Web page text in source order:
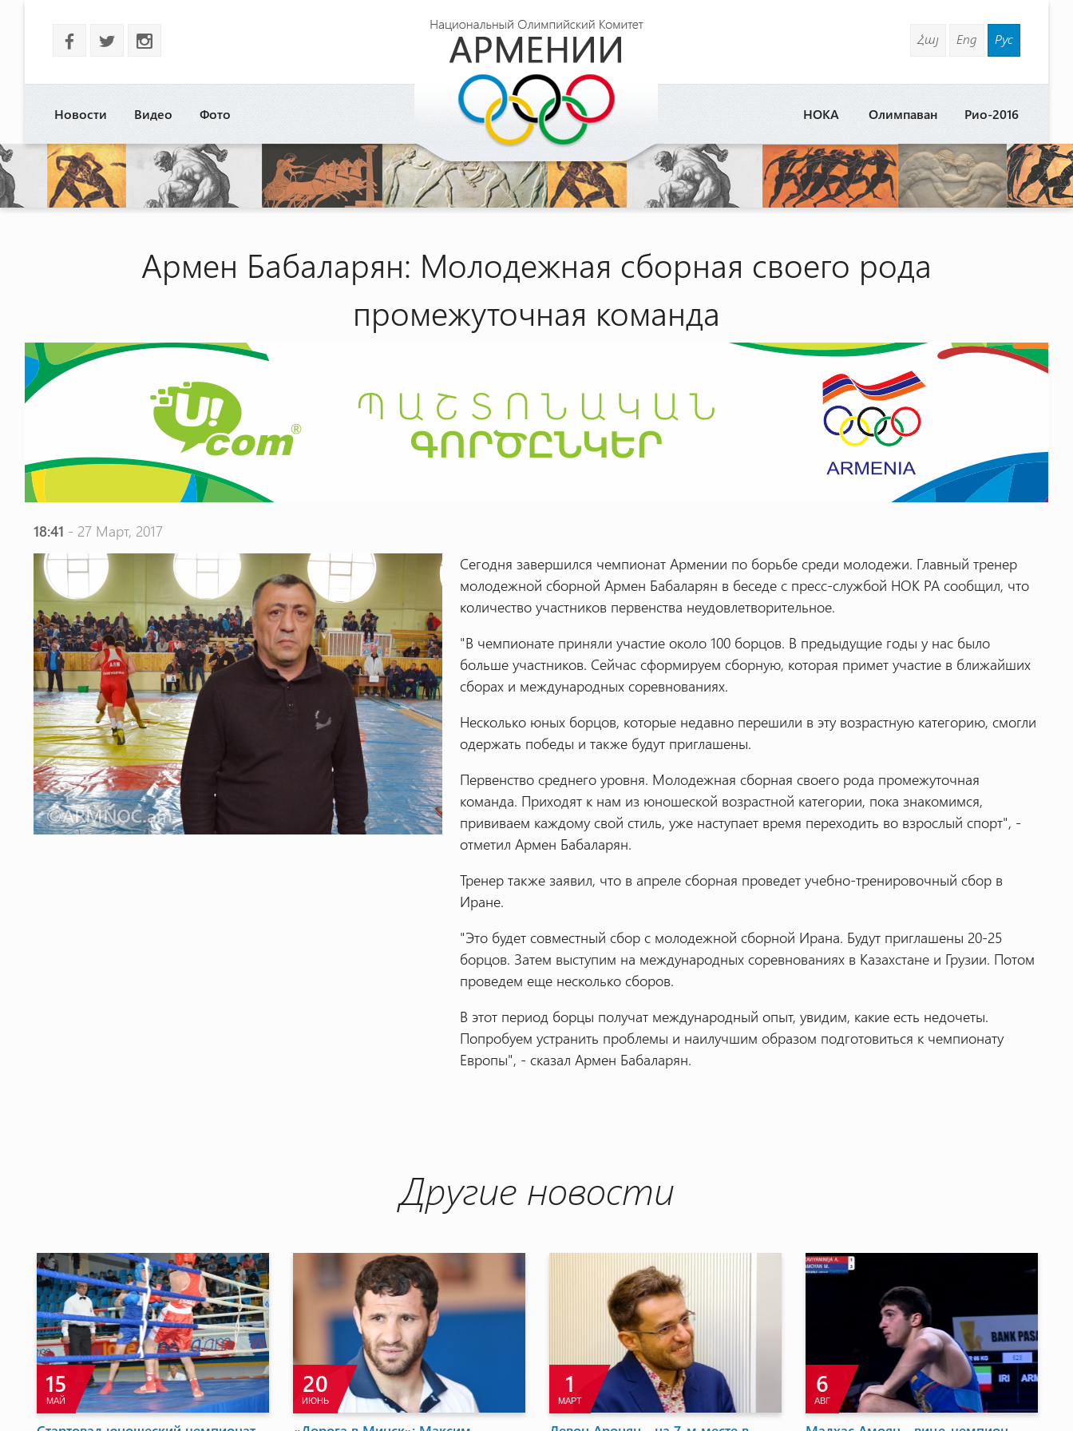
b a x Հայ Eng Рус
Новости Видео Фото Рио-2016
Олимпаван
НОКА
Армен Бабаларян: Молодежная сборная своего рода
промежуточная команда
18:41 - 27 Март, 2017
Сегодня завершился чемпионат Армении по борьбе среди молодежи. Главный тренер
молодежной сборной Армен Бабаларян в беседе с пресс-службой НОК РА сообщил, что
количество участников первенства неудовлетворительное.
"В чемпионате приняли участие около 100 борцов. В предыдущие годы у нас было
больше участников. Сейчас сформируем сборную, которая примет участие в ближайших
сборах и международных соревнованиях.
Несколько юных борцов, которые недавно перешили в эту возрастную категорию, смогли
одержать победы и также будут приглашены.
Первенство среднего уровня. Молодежная сборная своего рода промежуточная
команда. Приходят к нам из юношеской возрастной категории, пока знакомимся,
прививаем каждому свой стиль, уже наступает время переходить во взрослый спорт", -
отметил Армен Бабаларян.
Тренер также заявил, что в апреле сборная проведет учебно-тренировочный сбор в
Иране.
"Это будет совместный сбор с молодежной сборной Ирана. Будут приглашены 20-25
борцов. Затем выступим на международных соревнованиях в Казахстане и Грузии. Потом
проведем еще несколько сборов.
В этот период борцы получат международный опыт, увидим, какие есть недочеты.
Попробуем устранить проблемы и наилучшим образом подготовиться к чемпионату
Европы", - сказал Армен Бабаларян.
Другие новости
31
МАРТ
7
ИЮНЬ ФЕВ
22
ФЕВ